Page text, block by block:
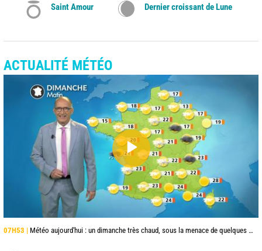
Saint Amour
Dernier croissant de Lune
ACTUALITÉ MÉTÉO
07H53 | Météo aujourd'hui : un dimanche très chaud, sous la menace de quelques orages